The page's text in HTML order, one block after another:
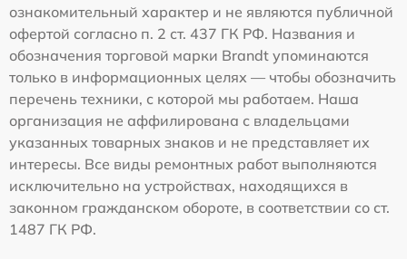
ознакомительный характер и не являются публичной
офертой согласно п. 2 ст. 437 ГК РФ. Названия и
обозначения торговой марки Brandt упоминаются
только в информационных целях — чтобы обозначить
перечень техники, с которой мы работаем. Наша
организация не аффилирована с владельцами
указанных товарных знаков и не представляет их
интересы. Все виды ремонтных работ выполняются
исключительно на устройствах, находящихся в
законном гражданском обороте, в соответствии со ст.
1487 ГК РФ.